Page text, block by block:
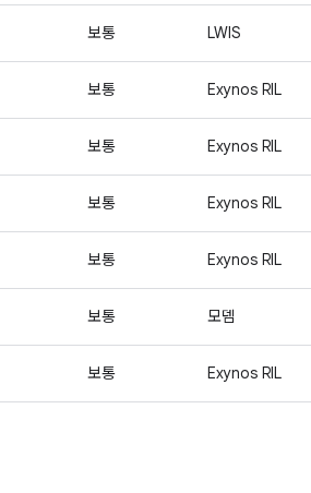
보통 LWIS
보통 Exynos RIL
보통 Exynos RIL
보통 Exynos RIL
보통 Exynos RIL
보통 모뎀
보통 Exynos RIL